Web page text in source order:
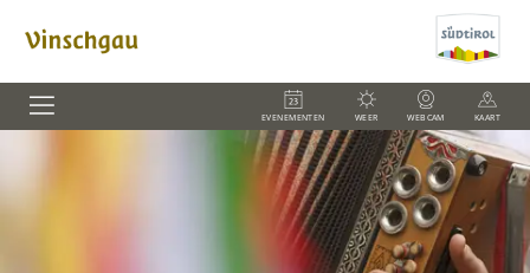
EVENEMENTEN WEER WEBCAM KAART